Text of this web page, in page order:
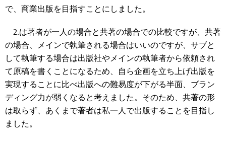
で、商業出版を目指すことにしました。
2.は著者が一人の場合と共著の場合での比較ですが、共著
の場合、メインで執筆される場合はいいのですが、サブと
して執筆する場合は出版社やメインの執筆者から依頼され
て原稿を書くことになるため、自ら企画を立ち上げ出版を
実現することに比べ出版への難易度が下がる半面、ブラン
ディング力が弱くなると考えました。そのため、共著の形
は取らず、あくまで著者は私一人で出版することを目指し
ました。